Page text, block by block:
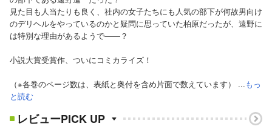
見た目も人当たりも良く、社内の女子たちにも人気の部下が何故男向け
のデリヘルをやっているのかと疑問に思っていた柏原だったが、遠野に
は特別な理由があるようで――？
小説大賞受賞作、ついにコミカライズ！
（※各巻のページ数は、表紙と奥付を含め片面で数えています） ...もっ
と読む
レビューPICK UP